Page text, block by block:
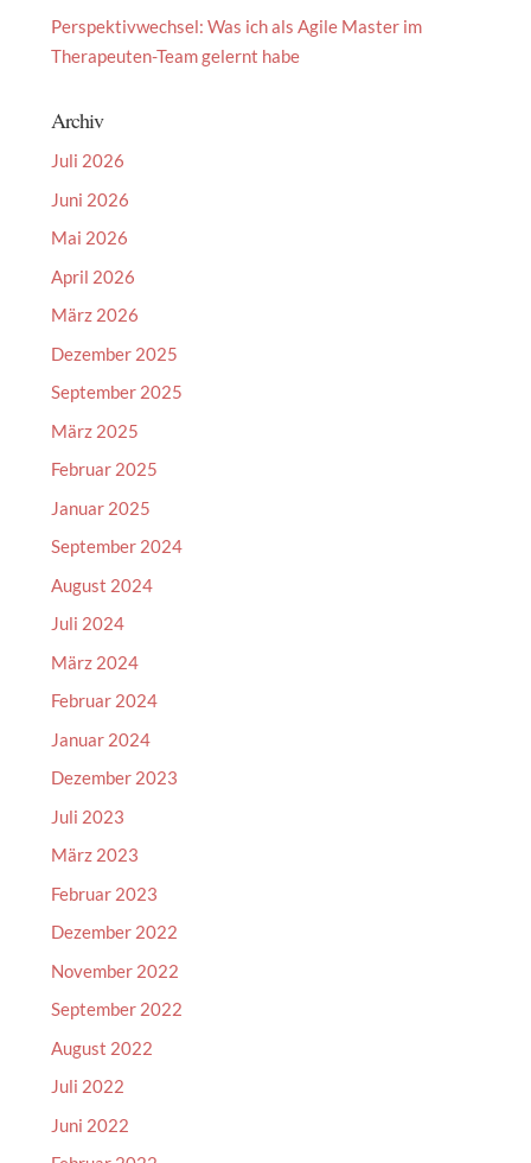
Perspektivwechsel: Was ich als Agile Master im
Therapeuten-Team gelernt habe
Archiv
Juli 2026
Juni 2026
Mai 2026
April 2026
März 2026
Dezember 2025
September 2025
März 2025
Februar 2025
Januar 2025
September 2024
August 2024
Juli 2024
März 2024
Februar 2024
Januar 2024
Dezember 2023
Juli 2023
März 2023
Februar 2023
Dezember 2022
November 2022
September 2022
August 2022
Juli 2022
Juni 2022